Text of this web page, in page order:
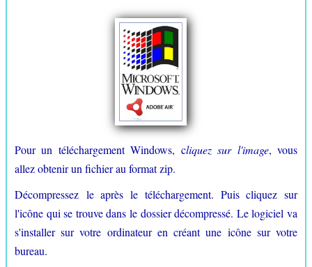
Pour un téléchargement Windows, cliquez sur l'image, vous
allez obtenir un fichier au format zip.
Décompressez le après le téléchargement. Puis cliquez sur
l'icône qui se trouve dans le dossier décompressé. Le logiciel va
s'installer sur votre ordinateur en créant une icône sur votre
bureau.